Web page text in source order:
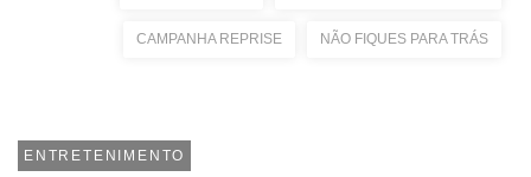
CAMPANHA REPRISE NÃO FIQUES PARA TRÁS
ENTRETENIMENTO